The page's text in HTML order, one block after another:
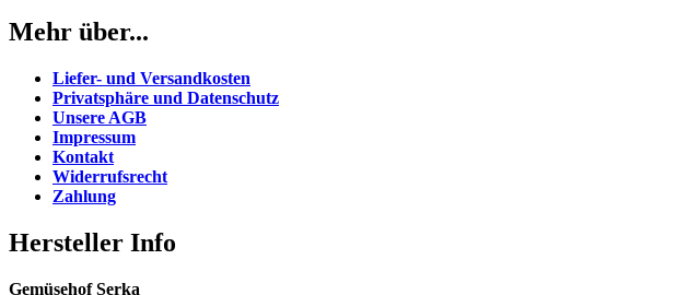
Mehr über...
Liefer- und Versandkosten
Privatsphäre und Datenschutz
Unsere AGB
Impressum
Kontakt
Widerrufsrecht
Zahlung
Hersteller Info
Gemüsehof Serka